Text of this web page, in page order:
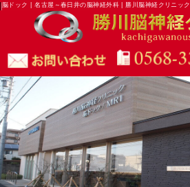
脳ドック | 名古屋～春日井の脳神経外科 | 勝川脳神経クリニック